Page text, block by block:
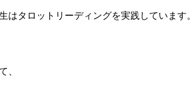
タロットリーディングを実践しています。
、